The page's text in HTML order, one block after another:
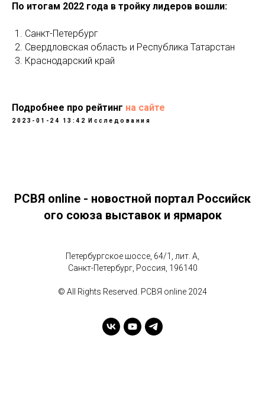
По итогам 2022 года в тройку лидеров вошли:
Санкт-Петербург
Свердловская область и Республика Татарстан
Краснодарский край
Подробнее про рейтинг на сайте
2023-01-24 13:42 Исследования
РСВЯ online - новостной портал Российск
ого союза выставок и ярмарок
Петербургское шоссе, 64/1, лит. А,
Санкт-Петербург, Россия, 196140
© All Rights Reserved. РСВЯ online 2024